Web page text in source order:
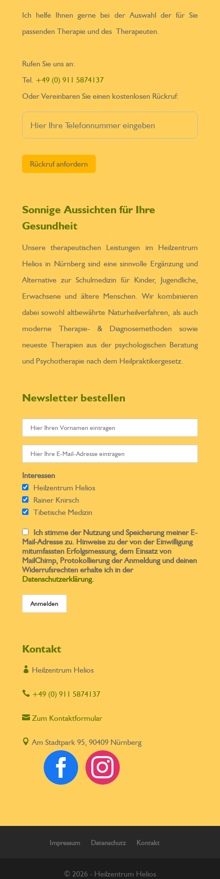
Ich helfe Ihnen gerne bei der Auswahl der für Sie
passenden Therapie und des Therapeuten.
Rufen Sie uns an:
Tel. +49 (0) 911 5874137
Oder Vereinbaren Sie einen kostenlosen Rückruf:
Sonnige Aussichten für Ihre
Gesundheit
Unsere therapeutischen Leistungen im Heilzentrum
Helios in Nürnberg sind eine sinnvolle Ergänzung und
Alternative zur Schulmedizin für Kinder, Jugendliche,
Erwachsene und ältere Menschen. Wir kombinieren
dabei sowohl altbewährte Naturheilverfahren, als auch
moderne Therapie- & Diagnosemethoden sowie
neueste Therapien aus der psychologischen Beratung
und Psychotherapie nach dem Heilpraktikergesetz.
Newsletter bestellen
Interessen
Heilzentrum Helios
Rainer Knirsch
Tibetische Medizin
Ich stimme der Nutzung und Speicherung meiner E-
Mail-Adresse zu. Hinweise zu der von der Einwilligung
mitumfassten Erfolgsmessung, dem Einsatz von
MailChimp, Protokollierung der Anmeldung und deinen
Widerrufsrechten erhalte ich in der
Datenschutzerklärung.
Kontakt
 Heilzentrum Helios
+49 (0) 911 5874137
Zum Kontaktformular
 Am Stadtpark 95, 90409 Nürnberg
 
Impressum Datenschutz Kontakt
© 2026 - Heilzentrum Helios